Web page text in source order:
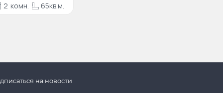
2 комн. 65кв.м.
на новости